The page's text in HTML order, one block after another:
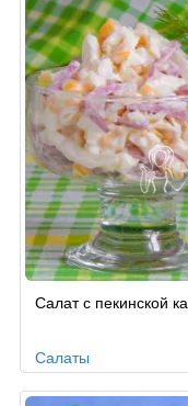
Салат с пекинской
Салаты